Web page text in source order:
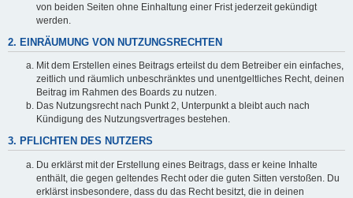
von beiden Seiten ohne Einhaltung einer Frist jederzeit gekündigt
werden.
2. EINRÄUMUNG VON NUTZUNGSRECHTEN
Mit dem Erstellen eines Beitrags erteilst du dem Betreiber ein einfaches,
zeitlich und räumlich unbeschränktes und unentgeltliches Recht, deinen
Beitrag im Rahmen des Boards zu nutzen.
Das Nutzungsrecht nach Punkt 2, Unterpunkt a bleibt auch nach
Kündigung des Nutzungsvertrages bestehen.
3. PFLICHTEN DES NUTZERS
Du erklärst mit der Erstellung eines Beitrags, dass er keine Inhalte
enthält, die gegen geltendes Recht oder die guten Sitten verstoßen. Du
erklärst insbesondere, dass du das Recht besitzt, die in deinen